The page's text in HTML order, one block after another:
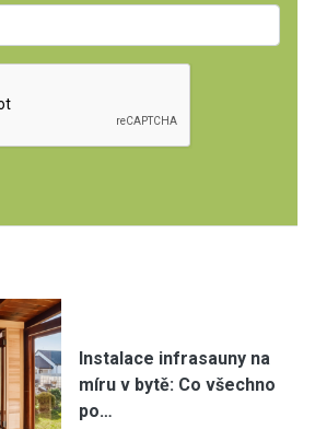
Instalace infrasauny na
míru v bytě: Co všechno
po…